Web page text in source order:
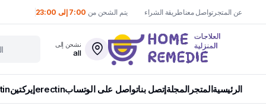
عن المتجرتواصل معناطريقة الشراء يتم الشحن من 7:00 إلى 23:00
نشحن إلى
all
الرئيسيةالمتجر المجلةإتصل بناتواصل على الوتسابerectinإيركتين